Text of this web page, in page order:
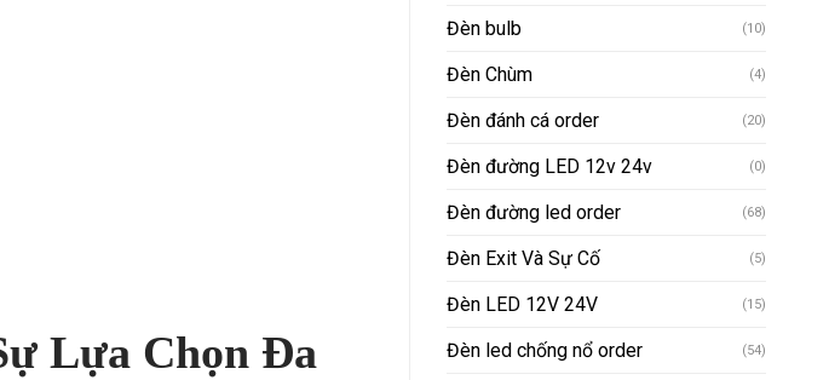
Lựa Chọn Đa
Đèn bulb (10)
Đèn Chùm (4)
Đèn đánh cá order (20)
Đèn đường LED 12v 24v (0)
Đèn đường led order (68)
Đèn Exit Và Sự Cố (5)
Đèn LED 12V 24V (15)
Đèn led chống nổ order (54)